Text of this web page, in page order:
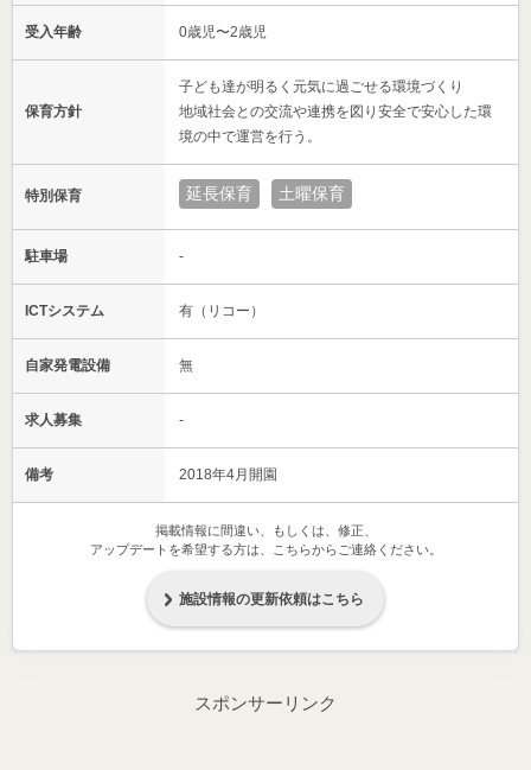
受入年齢 0歳児〜2歳児
保育方針
子ども達が明るく元気に過ごせる環境づくり
地域社会との交流や連携を図り安全で安心した環
境の中で運営を行う。
特別保育 延長保育 土曜保育
駐車場 -
ICTシステム 有（リコー）
自家発電設備 無
求人募集 -
備考 2018年4月開園
掲載情報に間違い、もしくは、修正、
アップデートを希望する方は、こちらからご連絡ください。
施設情報の更新依頼はこちら
スポンサーリンク